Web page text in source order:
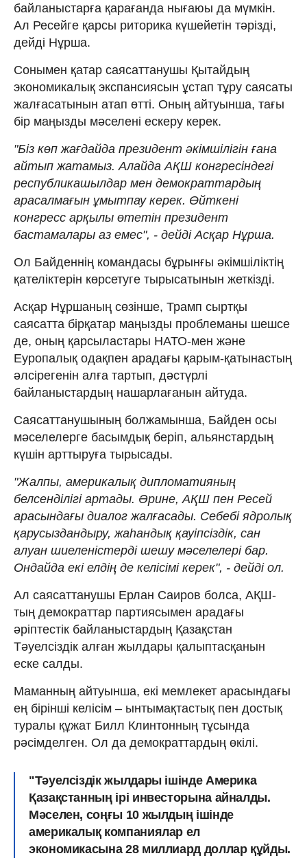
байланыстарға қарағанда нығаюы да мүмкін.
Ал Ресейге қарсы риторика күшейетін тәрізді,
дейді Нұрша.
Сонымен қатар саясаттанушы Қытайдың
экономикалық экспансиясын ұстап тұру саясаты
жалғасатынын атап өтті. Оның айтуынша, тағы
бір маңызды мәселені ескеру керек.
"Біз көп жағдайда президент әкімшілігін ғана
айтып жатамыз. Алайда АҚШ конгресіндегі
республикашылдар мен демократтардың
арасалмағын ұмытпау керек. Өйткені
конгресс арқылы өтетін президент
бастамалары аз емес", - дейді Асқар Нұрша.
Ол Байденнің командасы бұрынғы әкімшіліктің
қателіктерін көрсетуге тырысатынын жеткізді.
Асқар Нұршаның сөзінше, Трамп сыртқы
саясатта бірқатар маңызды проблеманы шешсе
де, оның қарсыластары НАТО-мен және
Еуропалық одақпен арадағы қарым-қатынастың
әлсірегенін алға тартып, дәстүрлі
байланыстардың нашарлағанын айтуда.
Саясаттанушының болжамынша, Байден осы
мәселелерге басымдық беріп, альянстардың
күшін арттыруға тырысады.
"Жалпы, америкалық дипломатияның
белсенділігі артады. Әрине, АҚШ пен Ресей
арасындағы диалог жалғасады. Себебі ядролық
қарусыздандыру, жаһандық қауіпсіздік, сан
алуан шиеленістерді шешу мәселелері бар.
Ондайда екі елдің де келісімі керек", - дейді ол.
Ал саясаттанушы Ерлан Саиров болса, АҚШ-
тың демократтар партиясымен арадағы
әріптестік байланыстардың Қазақстан
Тәуелсіздік алған жылдары қалыптасқанын
еске салды.
Маманның айтуынша, екі мемлекет арасындағы
ең бірінші келісім – ынтымақтастық пен достық
туралы құжат Билл Клинтонның тұсында
рәсімделген. Ол да демократтардың өкілі.
"Тәуелсіздік жылдары ішінде Америка
Қазақстанның ірі инвесторына айналды.
Мәселен, соңғы 10 жылдың ішінде
америкалық компаниялар ел
экономикасына 28 миллиард доллар құйды.